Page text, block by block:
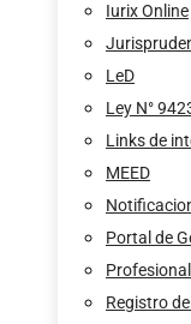
Iurix Online
LeD
Ley N°
Links de
MEED
Portal de
Registro